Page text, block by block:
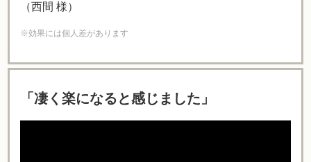
（西間 様）
※効果には個人差があります
「凄く楽になると感じました」